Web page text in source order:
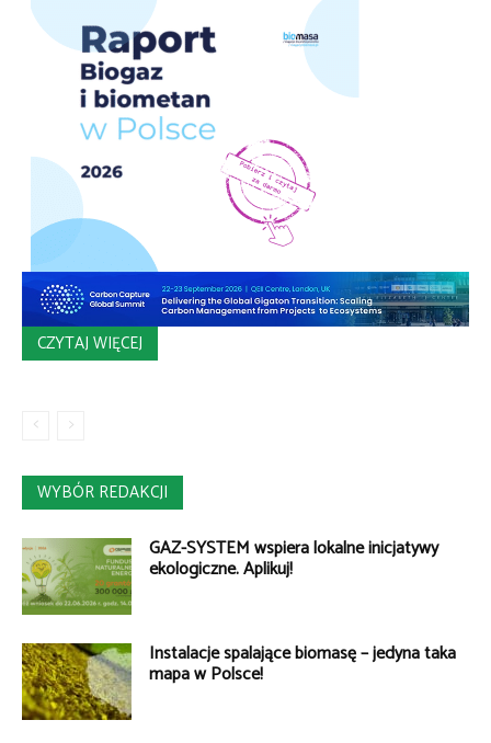
CZYTAJ WIĘCEJ
WYBÓR REDAKCJI
GAZ-SYSTEM wspiera lokalne inicjatywy
ekologiczne. Aplikuj!
Instalacje spalające biomasę – jedyna taka
mapa w Polsce!